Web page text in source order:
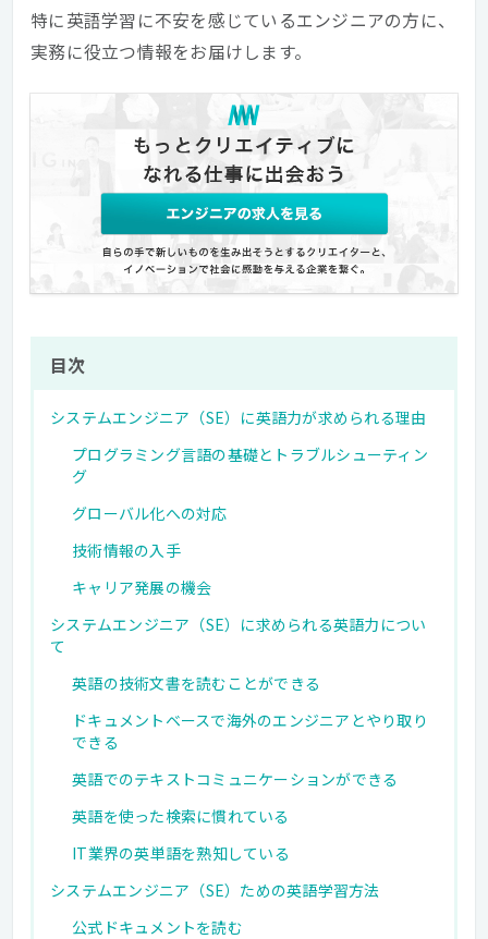
特に英語学習に不安を感じているエンジニアの方に、
実務に役立つ情報をお届けします。
目次
システムエンジニア（SE）に英語力が求められる理由
プログラミング言語の基礎とトラブルシューティン
グ
グローバル化への対応
技術情報の入手
キャリア発展の機会
システムエンジニア（SE）に求められる英語力につい
て
英語の技術文書を読むことができる
ドキュメントベースで海外のエンジニアとやり取り
できる
英語でのテキストコミュニケーションができる
英語を使った検索に慣れている
IT業界の英単語を熟知している
システムエンジニア（SE）ための英語学習方法
公式ドキュメントを読む